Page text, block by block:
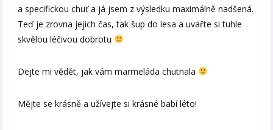
a specifickou chuť a já jsem z výsledku maximálně nadšená.
Teď je zrovna jejich čas, tak šup do lesa a uvařte si tuhle
skvělou léčivou dobrotu
Dejte mi vědět, jak vám marmeláda chutnala
Mějte se krásně a užívejte si krásné babí léto!